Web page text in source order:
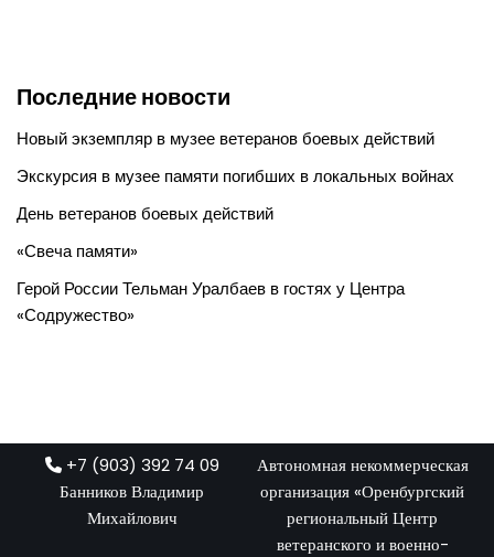
Последние новости
Новый экземпляр в музее ветеранов боевых действий
Экскурсия в музее памяти погибших в локальных войнах
День ветеранов боевых действий
«Свеча памяти»
Герой России Тельман Уралбаев в гостях у Центра
«Содружество»
+7 (903) 392 74 09
Банников Владимир
Михайлович
Автономная некоммерческая
организация «Оренбургский
региональный Центр
ветеранского и военно-